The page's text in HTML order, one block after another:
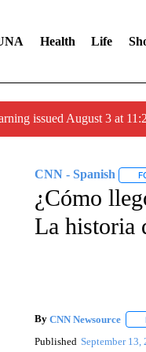
Health Life
issued August 3 at
CNN - Spanish
¿Cómo
La historia
By CNN Newsource
Published September 13,